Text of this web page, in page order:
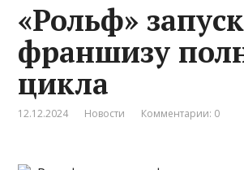
«Рольф»
франшизу
цикла
12.12.2024 Новости Комментарии: 0